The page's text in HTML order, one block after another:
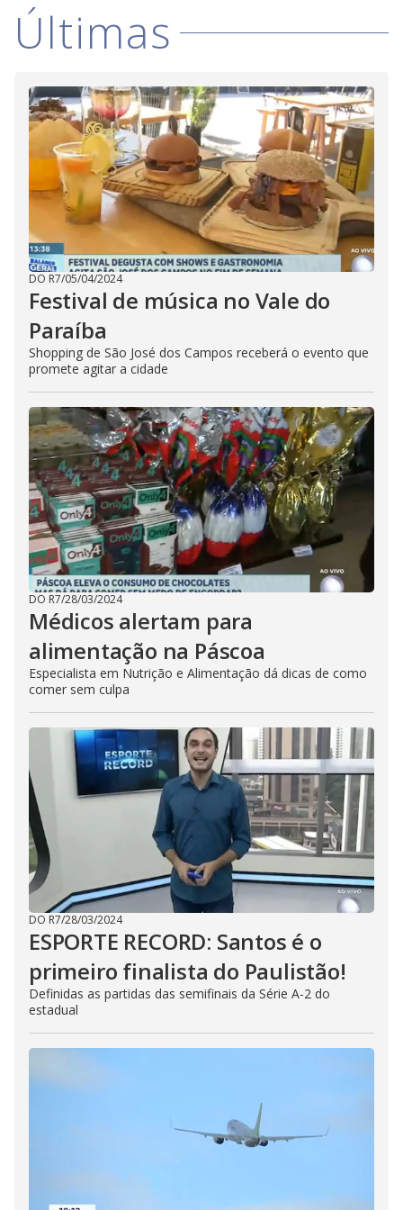
i
d
e
o
Últimas
DO R7/05/04/2024
Festival de música no Vale do
Paraíba
Shopping de São José dos Campos receberá o evento que
promete agitar a cidade
DO R7/28/03/2024
Médicos alertam para
alimentação na Páscoa
Especialista em Nutrição e Alimentação dá dicas de como
comer sem culpa
DO R7/28/03/2024
ESPORTE RECORD: Santos é o
primeiro finalista do Paulistão!
Definidas as partidas das semifinais da Série A-2 do
estadual